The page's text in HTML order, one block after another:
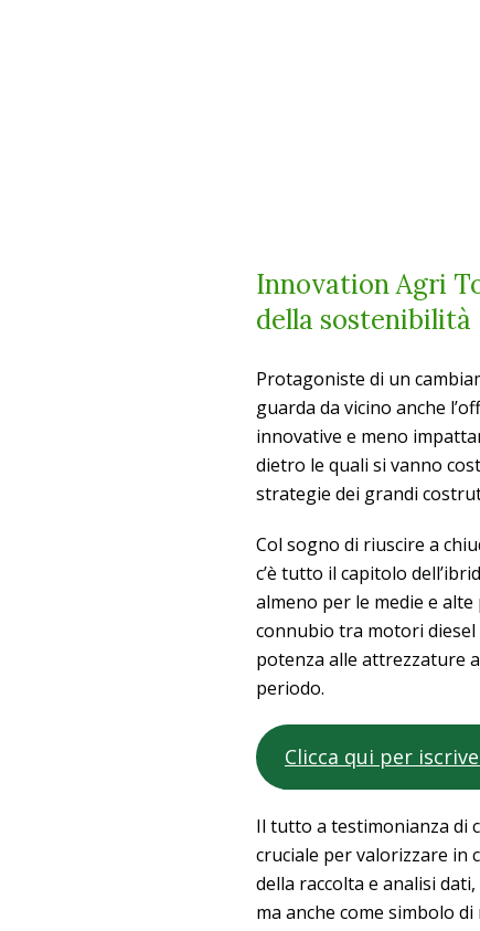
Innovation Agri
della sostenibilità
Protagoniste di un
guarda da vicino anche
innovative e meno
dietro le quali si vanno
strategie dei grandi
Col sogno di riuscire a
c’è tutto il capitolo
almeno per le medie e
connubio tra motori
potenza alle attrezzature
periodo.
Clicca qui per
Il tutto a testimonianza di
cruciale per valorizzare in
della raccolta e analisi
ma anche come simbolo